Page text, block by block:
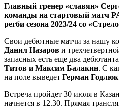
Главный тренер «славян»
команды на стартовый матч
регби сезона 2023/24 со
Свои дебютные матчи за нашу
Данил Назаров и
запасных есть еще два
Титов и Максим Балакин. С
на поле выведет Герман Годлюк
Встреча пройдет 30 июля в
начнется в 12.30. Прямая